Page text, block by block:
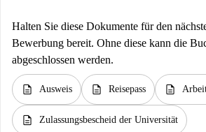
Halten Sie diese Dokumente für den
Bewerbung bereit. Ohne diese kann die
abgeschlossen werden.
description Ausweis description Reisepass description
description Zulassungsbescheid der Universität